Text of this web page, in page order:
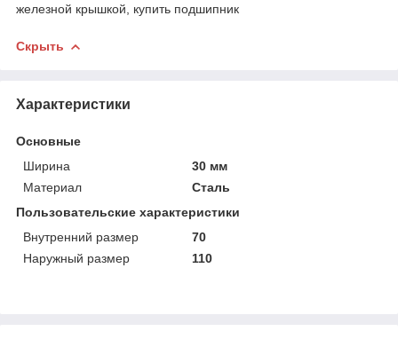
железной крышкой, купить подшипник
Скрыть
Характеристики
Основные
Ширина
30 мм
Материал
Сталь
Пользовательские характеристики
Внутренний размер
70
Наружный размер
110